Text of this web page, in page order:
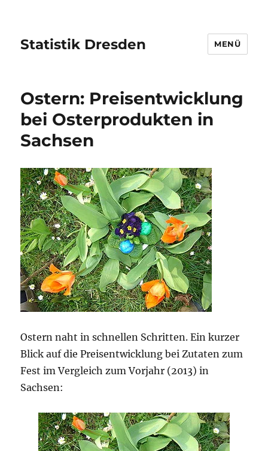
Statistik Dresden MENÜ
Ostern: Preisentwicklung
bei Osterprodukten in
Sachsen
Ostern naht in schnellen Schritten. Ein kurzer
Blick auf die Preisentwicklung bei Zutaten zum
Fest im Vergleich zum Vorjahr (2013) in
Sachsen: